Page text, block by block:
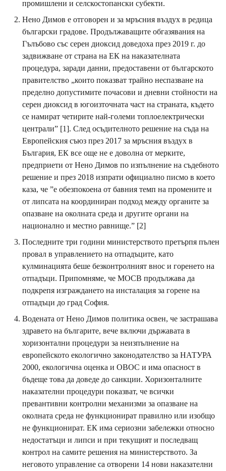
промишлени и селскостопански субекти.
Нено Димов е отговорен и за мръсния въздух в редица
български градове. Продължаващите обгазявания на
Гълъбово със серен диоксид доведоха през 2019 г. до
задвижване от страна на ЕК на наказателната
процедура, заради данни, предоставени от българското
правителство „които показват трайно неспазване на
пределно допустимите почасови и дневни стойности на
серен диоксид в югоизточната част на страната, където
се намират четирите най-големи топлоелектрически
централи” [1]. След осъдителното решение на съда на
Европейския съюз през 2017 за мръсния въздух в
България, ЕК все още не е доволна от мерките,
предприети от Нено Димов по изпълнение на съдебното
решение и през 2018 изпрати официално писмо в което
каза, че ”е обезпокоена от бавния темп на промените и
от липсата на координиран подход между органите за
опазване на околната среда и другите органи на
национално и местно равнище.” [2]
Последните три години министерството претърпя пълен
провал в управлението на отпадъците, като
кулминацията беше безконтролният внос и горенето на
отпадъци. Припомняме, че МОСВ продължава да
подкрепя изграждането на инсталация за горене на
отпадъци до град София.
Водената от Нено Димов политика освен, че застрашава
здравето на българите, вече включи държавата в
хоризонтални процедури за неизпълнение на
европейското екологично законодателство за НАТУРА
2000, екологична оценка и ОВОС и има опасност в
бъдеще това да доведе до санкции. Хоризонталните
наказателни процедури показват, че всички
превантивни контролни механизми за опазване на
околната среда не функционират правилно или изобщо
не функционират. ЕК има сериозни забележки относно
недостатъци и липси и при текущият и последващ
контрол на самите решения на министерството. За
неговото управление са отворени 14 нови наказателни